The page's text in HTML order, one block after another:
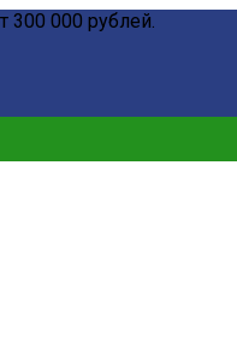
300 000 рублей.